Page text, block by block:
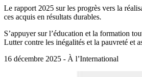
Le rapport 2025 sur les progrès vers la
ces acquis en résultats durables.
S’appuyer sur l’éducation et la formation
Lutter contre les inégalités et la pauvreté et
16 décembre 2025 - À l’International